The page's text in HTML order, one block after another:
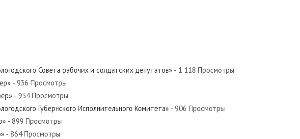
— «Красный Север»
Совета рабочих и солдатских депутатов» - 1 118 Просмотры
- 936 Просмотры
- 934 Просмотры
Губернского Исполнительного Комитета» - 906 Просмотры
- 899 Просмотры
- 864 Просмотры